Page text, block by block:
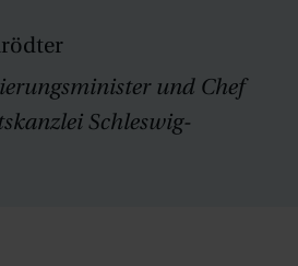
und Chef
Schleswig-